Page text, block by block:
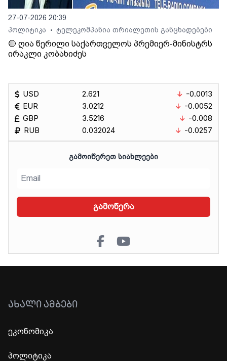
27-07-2026 20:39
პოლიტიკა
• ტელეკომპანია თრიალეთის განცხადებები
🔴 ღია წერილი საქართველოს პრემიერ-მინისტრს
ირაკლი კობახიძეს
USD
EUR
GBP
RUB
2.621
3.0212
3.5216
0.032024
-0.0013
-0.0052
-0.008
-0.0257
ᲒᲐᲛᲝᲘᲬᲔᲠᲔᲗ ᲡᲘᲐᲮᲚᲔᲔᲑᲘ
გამოწერა
ᲐᲮᲐᲚᲘ ᲐᲛᲑᲔᲑᲘ
ეკონომიკა
პოლიტიკა